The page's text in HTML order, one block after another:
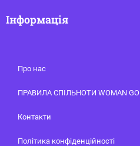
Інформація
Про нас
ПРАВИЛА СПІЛЬНОТИ WOMAN GO
Контакти
Політика конфіденційності